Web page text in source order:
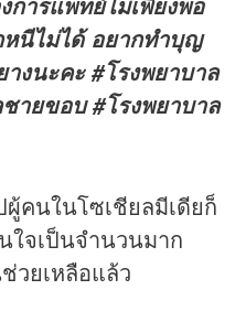
นีไม่ได้ อยากทำบุญ
งนะคะ #โรงพยาบาล
ายขอบ #โรงพยาบาล
ผู้คนในโซเชียลมีเดียก็
ใจเป็นจำนวนมาก
วยเหลือแล้ว